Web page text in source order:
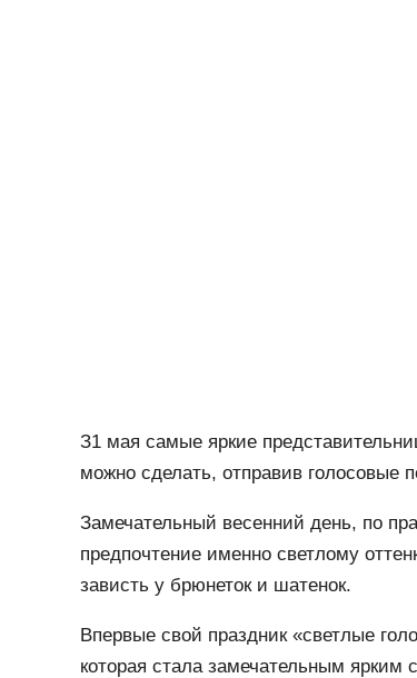
З1 мая самые яркие
можно сделать, отправив голосовые
Замечательный весенний день, по
предпочтение именно светлому
зависть у брюнеток и шатенок.
Впервые свой праздник «светлые
которая стала замечательным